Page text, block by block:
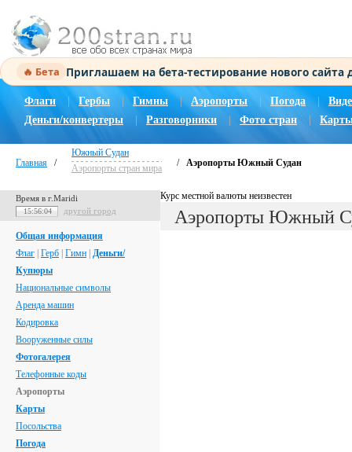
🔥 Бета Приглашаем на бета-тестирование нового
Флаги Гербы Гимны | Аэропорты Погода |
Деньги/конвертеры
Разговорники Фото стран
Главная /
Южный Судан
Аэропорты стран мира
/ Аэропорты Южный Судан
Время в г.Maridi
15:56:05 другой город
Общая информация
Флаг Герб Гимн Деньги/
Купюры
Национальные символы
Аренда машин
Кодировка
Вооруженные силы
Фотогалерея
Телефонные коды
Аэропорты
Карты
Посольства
Погода
Курс местной валюты неизвестен
Аэропорты Южный